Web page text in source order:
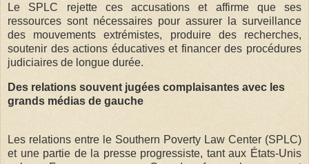
Le SPLC rejette ces accusations et affirme que ses
ressources sont nécessaires pour assurer la surveillance
des mouvements extrémistes, produire des recherches,
soutenir des actions éducatives et financer des procédures
judiciaires de longue durée.
Des relations souvent jugées complaisantes avec les
grands médias de gauche
Les relations entre le Southern Poverty Law Center (SPLC)
et une partie de la presse progressiste, tant aux États-Unis